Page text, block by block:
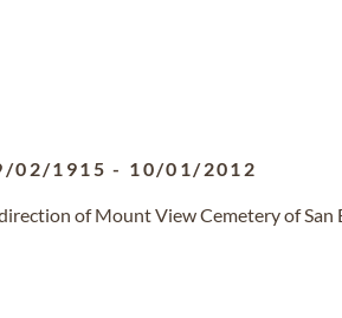
02/1915 - 10/01/2012
of Mount View Cemetery of San